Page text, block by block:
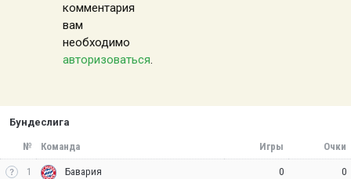
комментария
вам
необходимо
авторизоваться.
Бундеслига
№ Команда Игры Очки
1 Бавария 0 0